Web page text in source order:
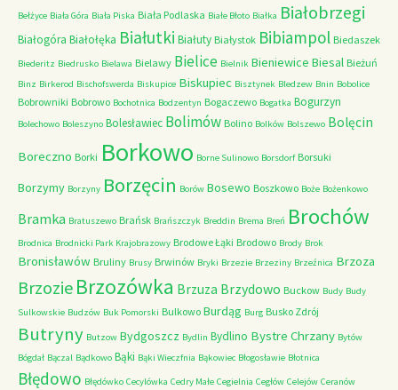
Bełżyce Biała Góra Biała Piska Biała Podlaska Białe Błoto Białka Białobrzegi
Białogóra Białołęka Białutki Białuty Białystok Bibiampol Biedaszek
Biederitz Biedrusko Bielawa Bielawy Bielice Bielnik Bieniewice Biesal Bieżuń
Binz Birkerod Bischofswerda Biskupice Biskupiec Bisztynek Bledzew Bnin Bobolice
Bobrowniki Bobrowo Bochotnica Bodzentyn Bogaczewo Bogatka Bogurzyn
Bolechowo Boleszyno Bolesławiec Bolimów Bolino Bolków Bolszewo Bolęcin
Boreczno Borki Borkowo Borne Sulinowo Borsdorf Borsuki
Borzymy Borzyny Borzęcin Borów Bosewo Boszkowo Boże Bożenkowo
Bramka Bratuszewo Brańsk Brańszczyk Breddin Brema Breń Brochów
Brodnica Brodnicki Park Krajobrazowy Brodowe Łąki Brodowo Brody Brok
Bronisławów Bruliny Brusy Brwinów Bryki Brzezie Brzeziny Brzeźnica Brzoza
Brzozie Brzozówka Brzuza Brzydowo Buckow Budy Budy
Sulkowskie Budzów Buk Pomorski Bulkowo Burdąg Burg Busko Zdrój
Butryny Butzow Bydgoszcz Bydlin Bydlino Bystre Chrzany Bytów
Bógdał Bączal Bądkowo Bąki Bąki Wieczfnia Bąkowiec Błogosławie Błotnica
Błędowo Błędówko Cecylówka Cedry Małe Cegielnia Cegłów Celejów Ceranów